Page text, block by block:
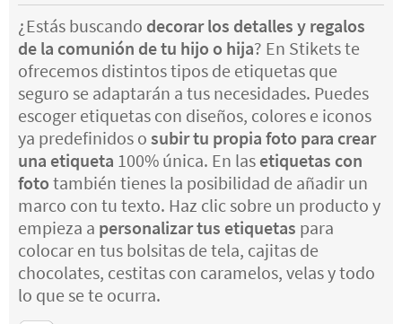
¿Estás buscando decorar los detalles y regalos
de la comunión de tu hijo o hija? En Stikets te
ofrecemos distintos tipos de etiquetas que
seguro se adaptarán a tus necesidades. Puedes
escoger etiquetas con diseños, colores e iconos
ya predefinidos o subir tu propia foto para crear
una etiqueta 100% única. En las etiquetas con
foto también tienes la posibilidad de añadir un
marco con tu texto. Haz clic sobre un producto y
empieza a personalizar tus etiquetas para
colocar en tus bolsitas de tela, cajitas de
chocolates, cestitas con caramelos, velas y todo
lo que se te ocurra.